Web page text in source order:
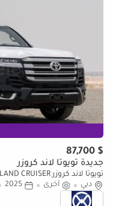
$ 87,700
جديدة تويوتا لاند كروزر
تويوتا لاند كروزر TOYOTA LAND CRUISER (للتصدير فقط)
دبي
أخرى 2025